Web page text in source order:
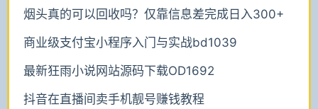
烟头真的可以回收吗？仅靠信息差完成日入300+
商业级支付宝小程序入门与实战bd1039
最新狂雨小说网站源码下载OD1692
抖音在直播间卖手机靓号赚钱教程